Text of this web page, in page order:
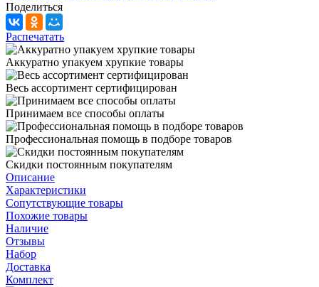
Поделиться
Распечатать
Аккуратно упакуем хрупкие товары
Весь ассортимент сертифицирован
Принимаем все способы оплаты
Профессиональная помощь в подборе товаров
Скидки постоянным покупателям
Описание
Характеристики
Сопутствующие товары
Похожие товары
Наличие
Отзывы
Набор
Доставка
Комплект